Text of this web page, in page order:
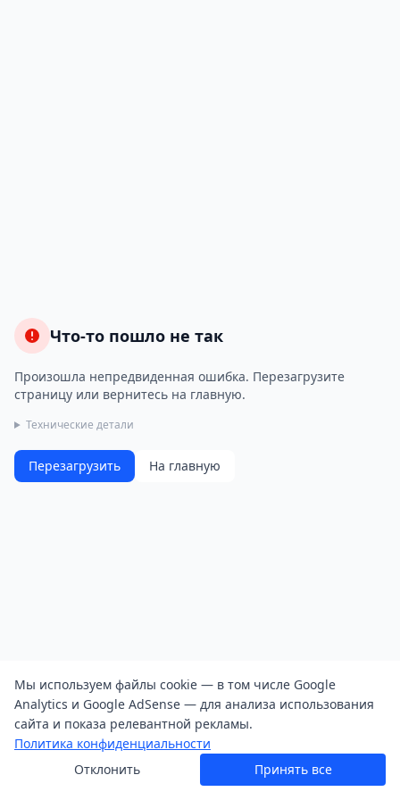
Что-то пошло не так
Произошла непредвиденная ошибка. Перезагрузите
страницу или вернитесь на главную.
Технические детали
Перезагрузить На главную
Мы используем файлы cookie — в том числе Google
Analytics и Google AdSense — для анализа использования
сайта и показа релевантной рекламы.
Политика конфиденциальности
Отклонить
Принять все